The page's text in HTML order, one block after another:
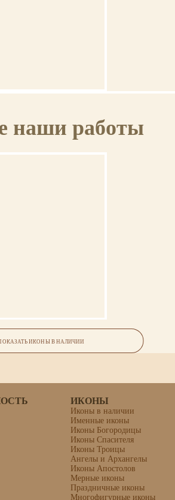
ГАРАНТИЯ
наши работы
«Кукша Печерский»
ИКОНЫ В НАЛИЧИИ
ИКОНЫ
Иконы в наличии
Именные иконы
Иконы Богородицы
Иконы Спасителя
Иконы Троицы
Ангелы и Архангелы
Иконы Апостолов
Мерные иконы
Праздничные иконы
Многофигурные иконы